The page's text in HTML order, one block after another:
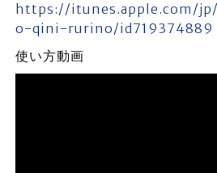
https://itunes.apple.com/
o-qini-rurino/id719374889
使い方動画